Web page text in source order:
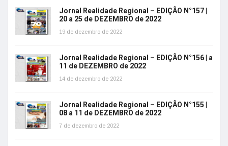
Jornal Realidade Regional – EDIÇÃO N°157 |
20 a 25 de DEZEMBRO de 2022
19 de dezembro de 2022
Jornal Realidade Regional – EDIÇÃO N°156 | a
11 de DEZEMBRO de 2022
14 de dezembro de 2022
Jornal Realidade Regional – EDIÇÃO N°155 |
08 a 11 de DEZEMBRO de 2022
7 de dezembro de 2022